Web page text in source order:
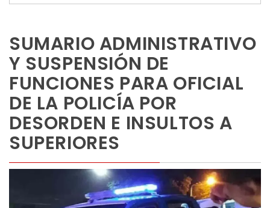
SUMARIO ADMINISTRATIVO
Y SUSPENSIÓN DE
FUNCIONES PARA OFICIAL
DE LA POLICÍA POR
DESORDEN E INSULTOS A
SUPERIORES